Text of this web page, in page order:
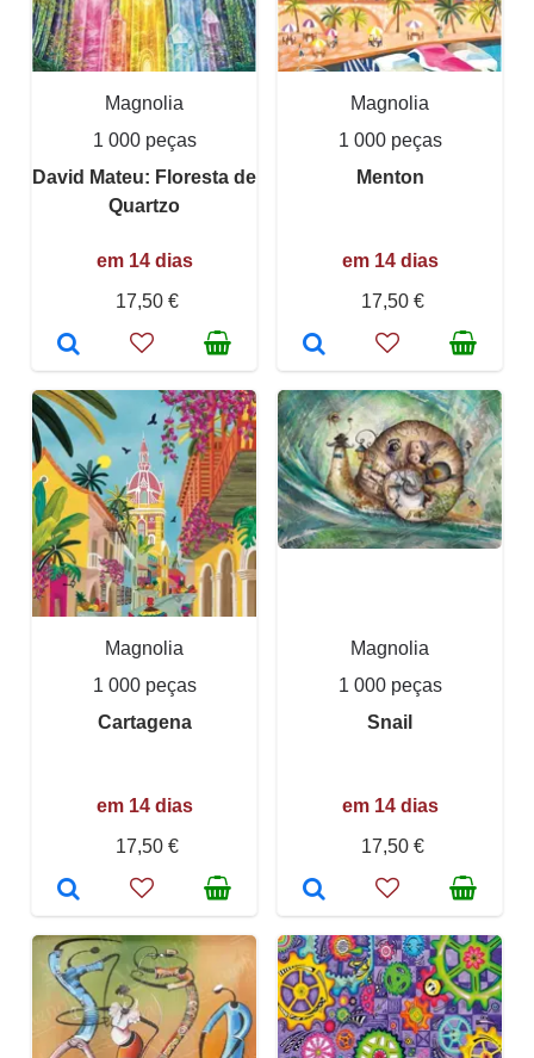
Magnolia
1 000 peças
David Mateu: Floresta de
Quartzo
em 14 dias
17,50 €
Magnolia
1 000 peças
Menton
em 14 dias
17,50 €
Magnolia
1 000 peças
Cartagena
em 14 dias
17,50 €
Magnolia
1 000 peças
Snail
em 14 dias
17,50 €